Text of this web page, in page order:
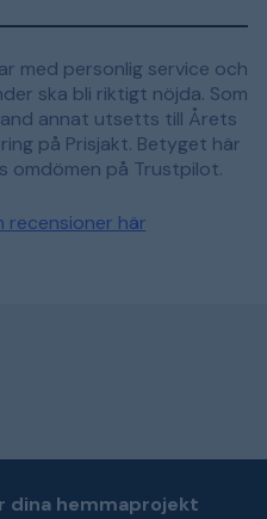
med personlig service och
ska bli riktigt nöjda. Som
annat utsetts till Årets
på Prisjakt. Betyget här
omdömen på Trustpilot.
recensioner här
dina hemmaprojekt